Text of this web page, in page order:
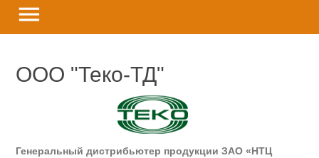
menu
ООО "Теко-ТД"
Генеральный дистрибьютер продукции ЗАО «НТЦ